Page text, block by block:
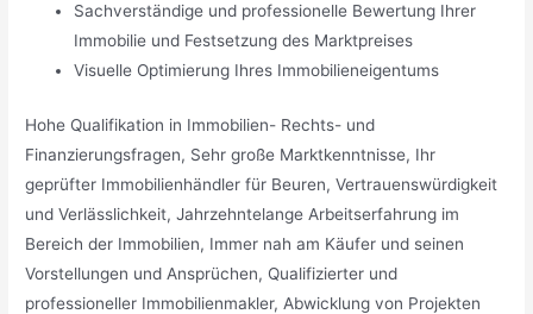
Sachverständige und professionelle Bewertung Ihrer
Immobilie und Festsetzung des Marktpreises
Visuelle Optimierung Ihres Immobilieneigentums
Hohe Qualifikation in Immobilien- Rechts- und
Finanzierungsfragen, Sehr große Marktkenntnisse, Ihr
geprüfter Immobilienhändler für Beuren, Vertrauenswürdigkeit
und Verlässlichkeit, Jahrzehntelange Arbeitserfahrung im
Bereich der Immobilien, Immer nah am Käufer und seinen
Vorstellungen und Ansprüchen, Qualifizierter und
professioneller Immobilienmakler, Abwicklung von Projekten